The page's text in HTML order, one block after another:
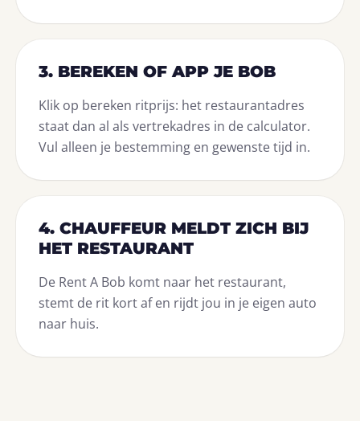
3. BEREKEN OF APP JE BOB
Klik op bereken ritprijs: het restaurantadres
staat dan al als vertrekadres in de calculator.
Vul alleen je bestemming en gewenste tijd in.
4. CHAUFFEUR MELDT ZICH BIJ
HET RESTAURANT
De Rent A Bob komt naar het restaurant,
stemt de rit kort af en rijdt jou in je eigen auto
naar huis.